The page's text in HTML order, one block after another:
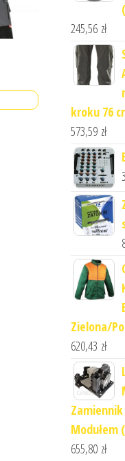
245,56 zł
kroku 76
573,59 zł
Zielona/
620,43 zł
Modułem
655,80 zł